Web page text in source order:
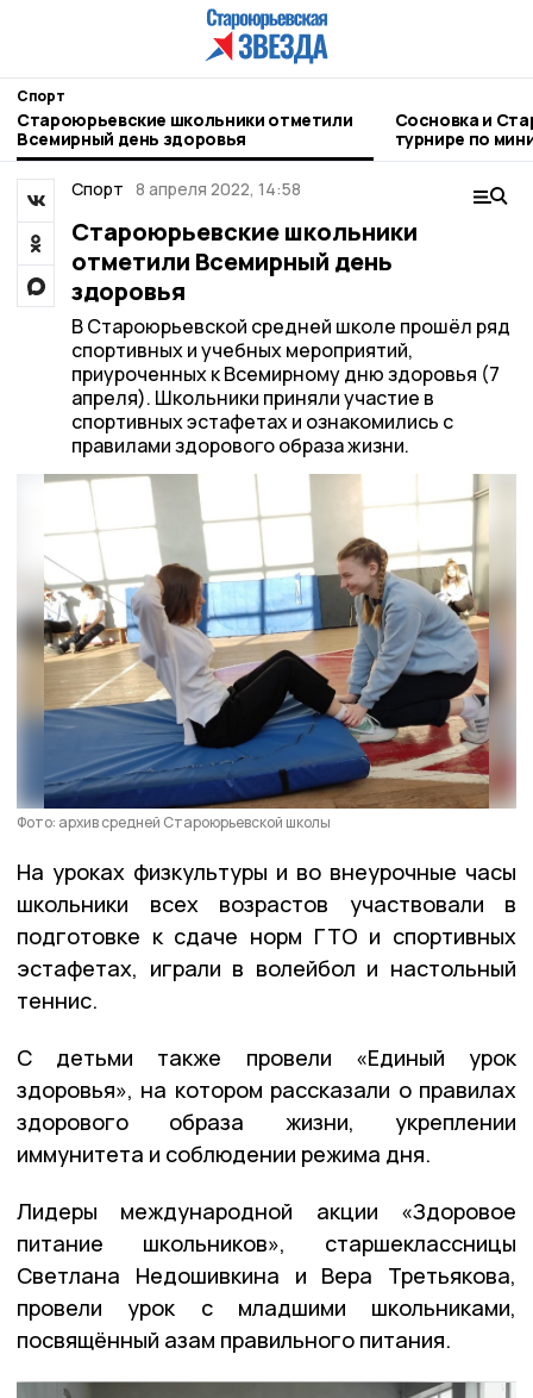
Спорт
Староюрьевские школьники отметили
Всемирный день здоровья
Сосновка и
турнире по
Спорт 8 апреля 2022, 14:58
Староюрьевские школьники
отметили Всемирный день
здоровья
В Староюрьевской средней школе прошёл ряд
спортивных и учебных мероприятий,
приуроченных к Всемирному дню здоровья (7
апреля). Школьники приняли участие в
спортивных эстафетах и ознакомились с
правилами здорового образа жизни.
Фото: архив средней Староюрьевской школы
На уроках физкультуры и во внеурочные часы
школьники всех возрастов участвовали в
подготовке к сдаче норм ГТО и спортивных
эстафетах, играли в волейбол и настольный
теннис.
С детьми также провели «Единый урок
здоровья», на котором рассказали о правилах
здорового образа жизни, укреплении
иммунитета и соблюдении режима дня.
Лидеры международной акции «Здоровое
питание школьников», старшеклассницы
Светлана Недошивкина и Вера Третьякова,
провели урок с младшими школьниками,
посвящённый азам правильного питания.